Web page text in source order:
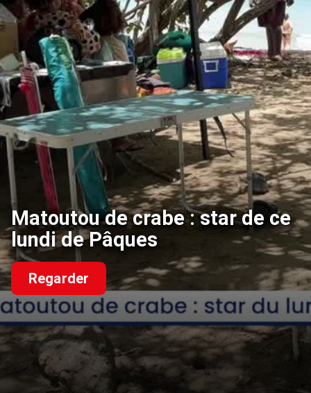
Matoutou de crabe : star de ce
lundi de Pâques
Regarder